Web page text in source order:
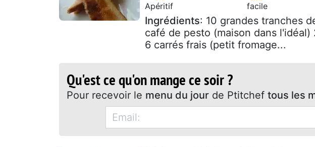
Apéritif facile
Ingrédients: 10 grandes tranches
café de pesto (maison dans
6 carrés frais (petit fromage...
Qu'est ce qu'on mange ce soir ?
Pour recevoir le menu du jour de Ptitchef tous les